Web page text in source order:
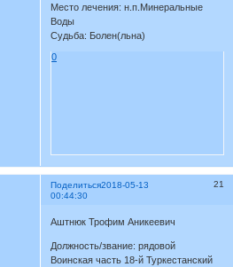
Место лечения: н.п.Минеральные
Воды
Судьба: Болен(льна)
0
Поделиться 21
2018-05-13
00:44:30
Аштнюк Трофим Аникеевич
Должность/звание: рядовой
Воинская часть 18-й Туркестанский